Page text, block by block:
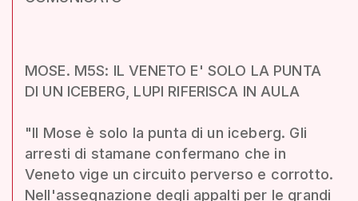
MOSE. M5S: IL VENETO E' SOLO LA PUNTA
DI UN ICEBERG, LUPI RIFERISCA IN AULA
"Il Mose è solo la punta di un iceberg. Gli
arresti di stamane confermano che in
Veneto vige un circuito perverso e corrotto.
Nell'assegnazione degli appalti per le grandi